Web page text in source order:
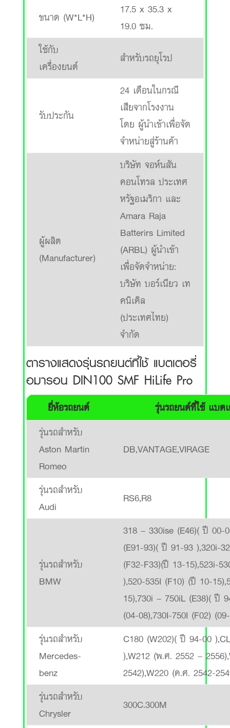
ขนาด (W*L*H)
17.5 x 35.3 x
19.0 ซม.
ใช้กับ
เครื่องยนต์
สำหรับรถยุโรป
รับประกัน
24 เดือนในกรณี
เสียจากโรงงาน
โดย ผู้นำเข้าเพื่อจัด
จำหน่ายสู่ร้านค้า
ผู้ผลิต
(Manufacturer)
บริษัท จอห์นสัน
คอนโทรล ประเทศ
หรัฐอเมริกา และ
Amara Raja
Batterirs Limited
(ARBL) ผู้นำเข้า
เพื่อจัดจำหน่าย:
บริษัท บอร์เนียว เท
คนิเคิล
(ประเทศไทย)
จำกัด
ตารางแสดงรุ่นรถยนต์ที่ใช้ แบตเตอรี่
อมารอน DIN100 SMF HiLife Pro
ยี่ห้อรถยนต์
รุ่นรถยนต์ที่ใช้ แบต
รุ่นรถสำหรับ
Aston Martin
Romeo
DB,VANTAGE,VIRAGE
รุ่นรถสำหรับ
Audi
RS6,R8
รุ่นรถสำหรับ
BMW
318 – 330ise (E46)( ปี 00-
(E91-93)( ปี 91-93 ),320i-
(F32-F33)(ปี 13-15),523i-
),520-535I (F10) (ปี 10-
15),730i – 750iL (E38)( ปี
(04-08),730I-750I (F02)
รุ่นรถสำหรับ
Mercedes-
benz
C180 (W202)( ปี 94-00
),W212 (พ.ศ. 2552 –
2542),W220 (ค.ศ. 2542-
รุ่นรถสำหรับ
Chrysler
300C.300M